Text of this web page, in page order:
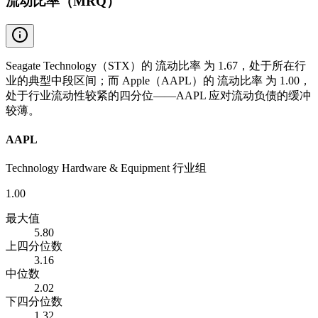
Seagate Technology（STX）的 流动比率 为 1.67，处于所在行
业的典型中段区间；而 Apple（AAPL）的 流动比率 为 1.00，
处于行业流动性较紧的四分位——AAPL 应对流动负债的缓冲
较薄。
AAPL
Technology Hardware & Equipment 行业组
1.00
最大值
5.80
上四分位数
3.16
中位数
2.02
下四分位数